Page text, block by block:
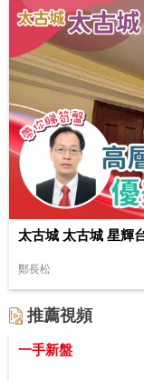
太古城 太古城 星輝
鄭長松
推薦視頻
一手新盤